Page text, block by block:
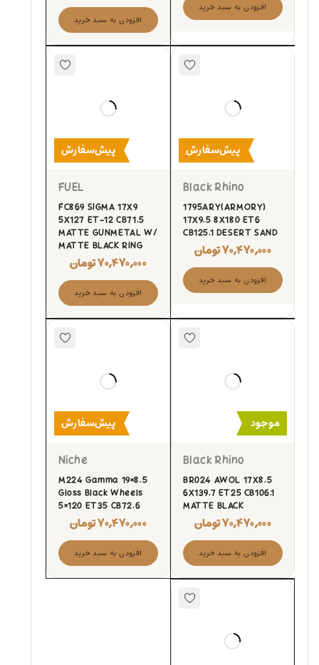
افزودن به سبد خرید
افزودن به سبد خرید
پیش‌سفارش
Black Rhino
1795ARY(ARMORY)
17X9.5 8X180 ET6
CB125.1 DESERT SAND
۷۰,۴۷۰,۰۰۰تومان
افزودن به سبد خرید
پیش‌سفارش
FUEL
FC869 SIGMA 17X9
5X127 ET-12 CB71.5
MATTE GUNMETAL W/
MATTE BLACK RING
۷۰,۴۷۰,۰۰۰تومان
افزودن به سبد خرید
موجود
Black Rhino
BR024 AWOL 17X8.5
6X139.7 ET25 CB106.1
MATTE BLACK
۷۰,۴۷۰,۰۰۰تومان
افزودن به سبد خرید
پیش‌سفارش
Niche
M224 Gamma 19×8.5
Gloss Black Wheels
5×120 ET35 CB72.6
۷۰,۴۷۰,۰۰۰تومان
افزودن به سبد خرید